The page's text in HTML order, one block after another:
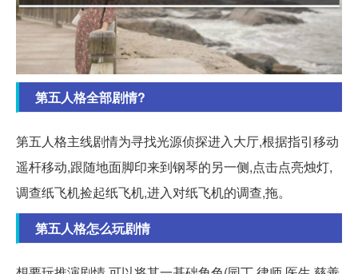
第五人格全部剧情?
第五人格主线剧情为寻找光源侦探进入大厅,根据指引移动
遥杆移动,跟随地面脚印来到钢琴的另一侧,点击点亮烛灯,
调查纸飞机捡起纸飞机,进入对纸飞机的调查,拖。
第五人格怎么玩剧情